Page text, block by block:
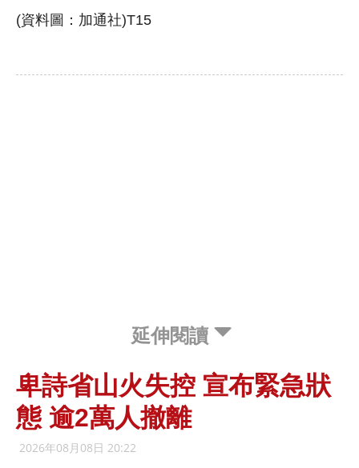
(資料圖：加通社)T15
延伸閱讀
卑詩省山火失控 宣布緊急狀
態 逾2萬人撤離
2026年08月08日 20:22